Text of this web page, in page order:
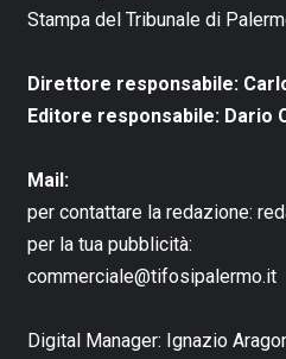
Stampa del Tribunale di
Direttore responsabile:
Editore responsabile: Dario
Mail:
per contattare la redazione:
per la tua pubblicità:
commerciale@tifosipalermo.it
Digital Manager: Ignazio